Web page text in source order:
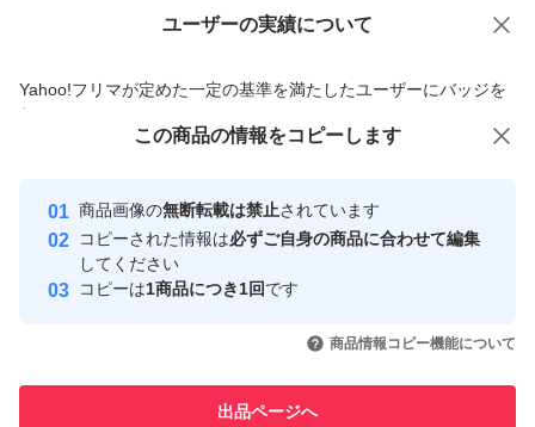
ユーザーの実績について
Yahoo!フリマが定めた一定の基準を満たしたユーザーにバッジを
付与しています
安心取引出品者
心・安全なユーザーです
取引実績
引を完了させた実績があります
での取引実績があります
価格の相談 商品への質問
この商品の情報をコピーします
商品画像の無断転載は禁止されています
コピーされた情報は必ずご自身の商品に合わせて編集
してください
コピーは1商品につき1回です
商品情報コピー機能について
出品ページへ
この商品をみている人にオススメ